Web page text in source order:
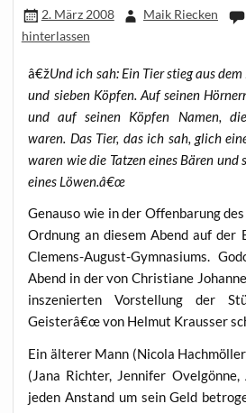
2. März 2008 Maik Riecken
hinterlassen
â€žUnd ich sah: Ein Tier stieg aus
und sie­ben Köp­fen. Auf sei­nen
und auf sei­nen Köp­fen Namen,
waren. Das Tier, das ich sah, glich
waren wie die Tat­zen eines Bären
eines Löwen.â€œ
Genau­so wie in der Offen­ba­rung
Ord­nung an die­sem Abend auf der
Cle­mens-August-Gym­na­si­ums.
Abend in der von Chris­tia­ne
insze­nier­ten Vor­stel­lung der
Geisterâ€œ von Hel­mut Kraus­ser
Ein älte­rer Mann (Nico­la
(Jana Rich­ter, Jen­ni­fer
jeden Anstand um sein Geld